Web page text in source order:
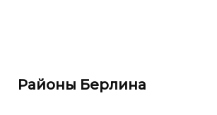
Районы Берлина